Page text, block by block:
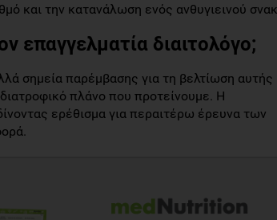
και την κατανάλωση ενός ανθυγιεινού
επαγγελματία διαιτολόγο;
σημεία παρέμβασης για τη βελτίωση αυτής
πλάνο που προτείνουμε. Η
ερέθισμα για περαιτέρω έρευνα των